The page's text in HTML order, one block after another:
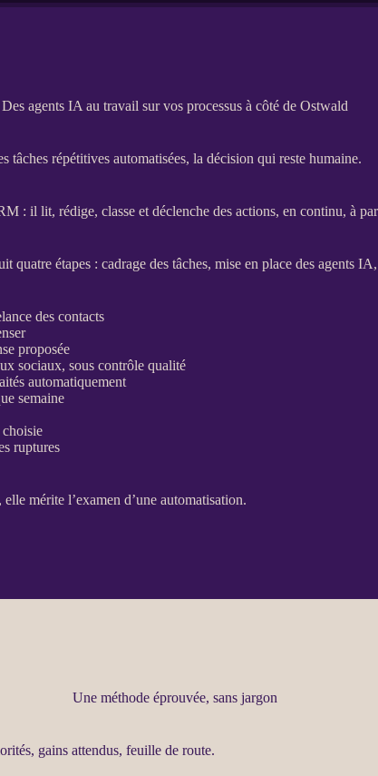
Des agents IA au travail sur vos processus à côté de Ostwald
tâches répétitives automatisées, la décision qui reste humaine.
: il lit, rédige, classe et déclenche des actions, en continu, à
quatre étapes : cadrage des tâches, mise en place des agents IA,
des contacts
proposée
sociaux, sous contrôle qualité
automatiquement
semaine
choisie
ruptures
mérite l’examen d’une automatisation.
Une méthode éprouvée, sans jargon
gains attendus, feuille de route.